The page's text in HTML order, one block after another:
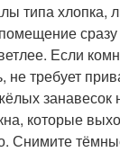
типа хлопка,
сразу
Если
не требует
занавесок
которые
Снимите